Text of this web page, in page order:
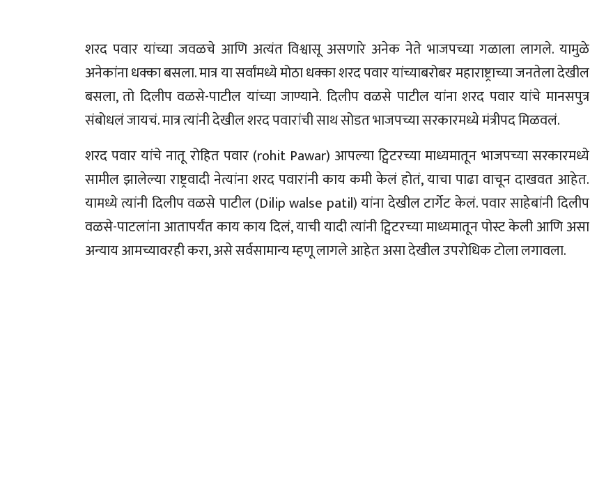
शरद पवार यांच्या जवळचे आणि अत्यंत विश्वासू असणारे अनेक नेते भाजपच्या गळाला लागले. यामुळे
अनेकांना धक्का बसला. मात्र या सर्वांमध्ये मोठा धक्का शरद पवार यांच्याबरोबर महाराष्ट्राच्या जनतेला देखील
बसला, तो दिलीप वळसे-पाटील यांच्या जाण्याने. दिलीप वळसे पाटील यांना शरद पवार यांचे मानसपुत्र
संबोधलं जायचं. मात्र त्यांनी देखील शरद पवारांची साथ सोडत भाजपच्या सरकारमध्ये मंत्रीपद मिळवलं.
शरद पवार यांचे नातू रोहित पवार (rohit Pawar) आपल्या ट्विटरच्या माध्यमातून भाजपच्या सरकारमध्ये
सामील झालेल्या राष्ट्रवादी नेत्यांना शरद पवारांनी काय कमी केलं होतं, याचा पाढा वाचून दाखवत आहेत.
यामध्ये त्यांनी दिलीप वळसे पाटील (Dilip walse patil) यांना देखील टार्गेट केलं. पवार साहेबांनी दिलीप
वळसे-पाटलांना आतापर्यंत काय काय दिलं, याची यादी त्यांनी ट्विटरच्या माध्यमातून पोस्ट केली आणि असा
अन्याय आमच्यावरही करा, असे सर्वसामान्य म्हणू लागले आहेत असा देखील उपरोधिक टोला लगावला.